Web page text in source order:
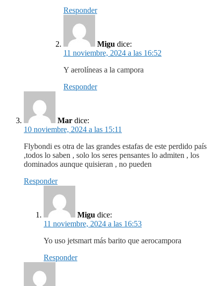
Responder
Migu dice:
11 noviembre, 2024 a las 16:52
Y aerolíneas a la campora
Responder
Mar dice:
10 noviembre, 2024 a las 15:11
Flybondi es otra de las grandes estafas de este perdido país
,todos lo saben , solo los seres pensantes lo admiten , los
dominados aunque quisieran , no pueden
Responder
Migu dice:
11 noviembre, 2024 a las 16:53
Yo uso jetsmart más barito que aerocampora
Responder